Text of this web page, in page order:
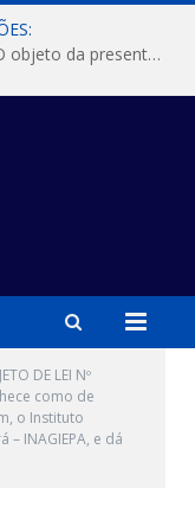
DISPENSA DE LICITAÇÃO Nº 03/2026 (O objeto da presente dispensa é a escolha da proposta mais vantajosa para a aquisição, de aparelhos de ar condicionado, tipo Split, com material de instalação e fogão industrial, conforme condições, quantidades e exigências estabelecidas no termo de referencia e neste aviso de contratação direta e seus anexos)
DE LEI Nº
como de
o Instituto
INAGIEPA, e dá